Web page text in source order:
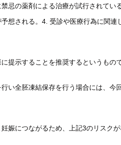
忌の薬剤による治療が試行されてい
想される。4. 受診や医療行為に関連
提示することを推奨するというもので
い全胚凍結保存を行う場合には、今
娠につながるため、上記3のリスクが